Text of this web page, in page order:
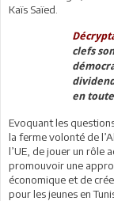
Kaïs Saïed.
clefs
en
Evoquant les
la ferme volonté de
l’UE, de jouer un rôle
promouvoir une
économique et de
pour les jeunes en